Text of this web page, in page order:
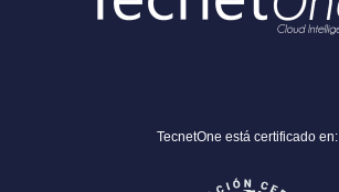
TecnetOne está certificado en: